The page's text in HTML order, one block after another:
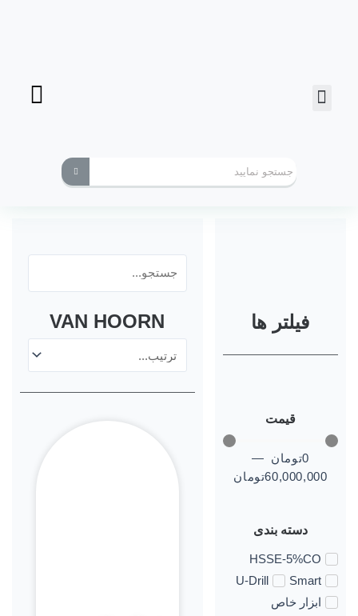
فیلتر ها
قیمت
0تومان —
60,000,000تومان
دسته بندی
HSSE-5%CO
Smart
U-Drill
ابزار خاص
VAN HOORN